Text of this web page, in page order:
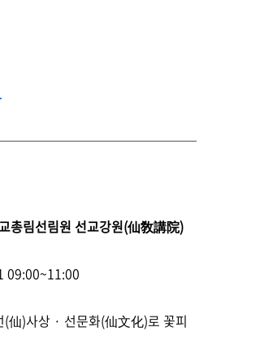
총림선림원 선교강원(仙敎講院)
09:00~11:00
仙)사상 · 선문화​(仙文化)로 꽃피